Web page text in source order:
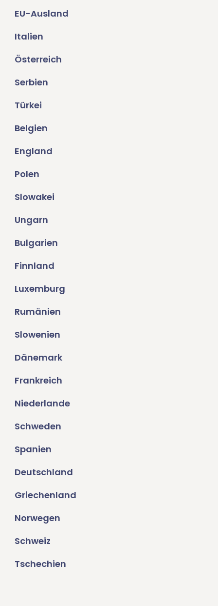
EU-Ausland
Italien
Österreich
Serbien
Türkei
Belgien
England
Polen
Slowakei
Ungarn
Bulgarien
Finnland
Luxemburg
Rumänien
Slowenien
Dänemark
Frankreich
Niederlande
Schweden
Spanien
Deutschland
Griechenland
Norwegen
Schweiz
Tschechien